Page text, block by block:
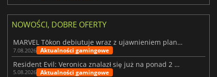
NOWOŚCI, DOBRE OFERTY
MARVEL Tōkon debiutuje wraz z ujawnieniem planu rozwoju na pierwszy rok
7.08.2026 Aktualności gamingowe
Resident Evil: Veronica znalazł się już na ponad 2 milionach list życzeń
5.08.2026 Aktualności gamingowe